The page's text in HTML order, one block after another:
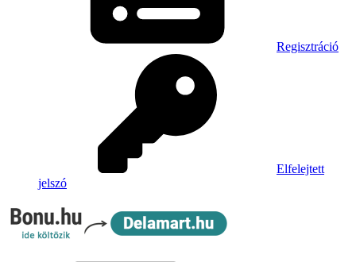
Regisztráció
Elfelejtett
jelszó